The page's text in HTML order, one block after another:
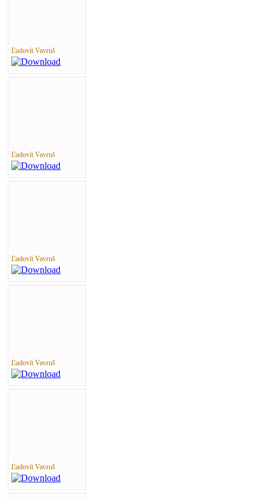
Ľudovít Vavruš
Ľudovít Vavruš
Ľudovít Vavruš
Ľudovít Vavruš
Ľudovít Vavruš